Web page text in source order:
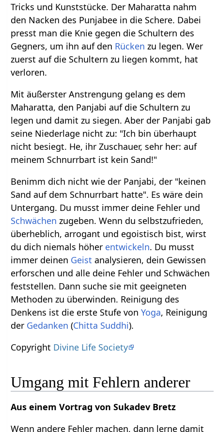
Tricks und Kunststücke. Der Maharatta nahm
den Nacken des Punjabee in die Schere. Dabei
presst man die Knie gegen die Schultern des
Gegners, um ihn auf den Rücken zu legen. Wer
zuerst auf die Schultern zu liegen kommt, hat
verloren.
Mit äußerster Anstrengung gelang es dem
Maharatta, den Panjabi auf die Schultern zu
legen und damit zu siegen. Aber der Panjabi gab
seine Niederlage nicht zu: "Ich bin überhaupt
nicht besiegt. He, ihr Zuschauer, sehr her: auf
meinem Schnurrbart ist kein Sand!"
Benimm dich nicht wie der Panjabi, der "keinen
Sand auf dem Schnurrbart hatte". Es wäre dein
Untergang. Du musst immer deine Fehler und
Schwächen zugeben. Wenn du selbstzufrieden,
überheblich, arrogant und egoistisch bist, wirst
du dich niemals höher entwickeln. Du musst
immer deinen Geist analysieren, dein Gewissen
erforschen und alle deine Fehler und Schwächen
feststellen. Dann suche sie mit geeigneten
Methoden zu überwinden. Reinigung des
Denkens ist die erste Stufe vonYoga, Reinigung
der Gedanken (Chitta Suddhi).
Copyright Divine Life Society
Umgang mit Fehlern anderer
Aus einem Vortrag von Sukadev Bretz
Wenn andere Fehler machen, dann lerne damit